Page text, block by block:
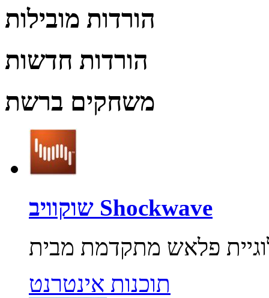
הורדות מובילות
הורדות חדשות
משחקים ברשת
שוקוויב Shockwave
תוכנות אינטרנט